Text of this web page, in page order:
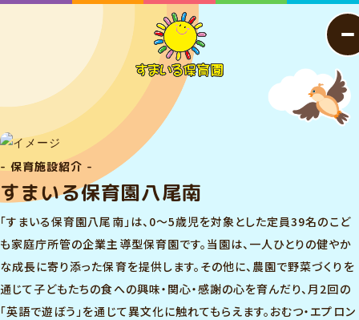
- 保育施設紹介 -
すまいる保育園八尾南
「すまいる保育園八尾南」は、0～5歳児を対象とした定員39名のこど
も家庭庁所管の企業主導型保育園です。当園は、一人ひとりの健やか
な成長に寄り添った保育を提供します。その他に、農園で野菜づくりを
通じて子どもたちの食への興味・関心・感謝の心を育んだり、月2回の
「英語で遊ぼう」を通じて異文化に触れてもらえます。おむつ・エプロン